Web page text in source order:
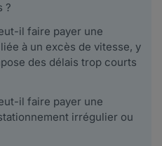
?
il faire payer une
à un excès de vitesse, y
des délais trop courts
il faire payer une
irrégulier ou